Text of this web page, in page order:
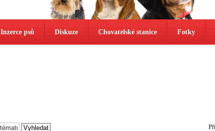
Inzerce psů Diskuze Chovatelské stanice Fotky